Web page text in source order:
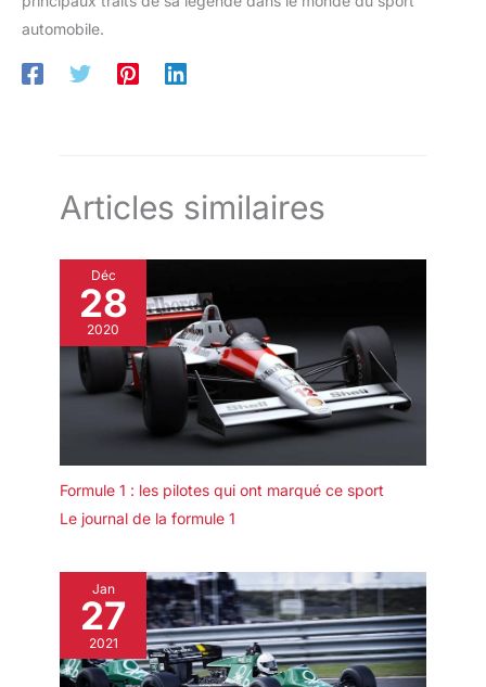
automobile.
Articles similaires
Déc
28
2020
Formule 1 : les pilotes qui ont marqué ce sport
Le journal de la formule 1
Jan
27
2021